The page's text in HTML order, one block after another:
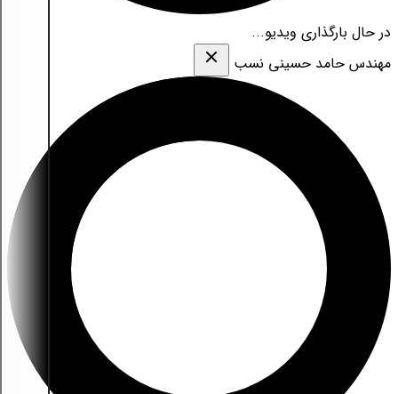
در حال بارگذاری ویدیو...
مهندس حامد حسینی نسب